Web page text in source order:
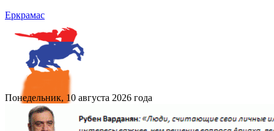
Еркрамас
Понедельник, 10 августа 2026 года